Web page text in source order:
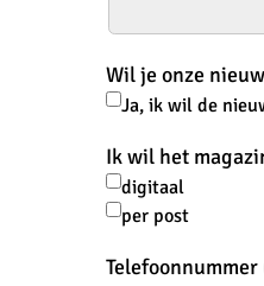
Wil je onze
Ja, ik wil de
Ik wil het
digitaal
per post